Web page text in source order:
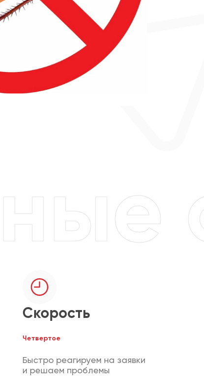
Скорость
Четвертое
Быстро реагируем на заявки
и решаем проблемы